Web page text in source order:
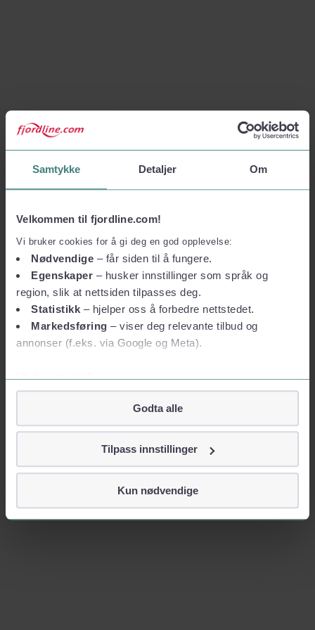
Samtykke Detaljer Om
Velkommen til fjordline.com!
Vi bruker cookies for å gi deg en god opplevelse:
Nødvendige – får siden til å fungere.
Egenskaper – husker innstillinger som språk og
region, slik at nettsiden tilpasses deg.
Statistikk – hjelper oss å forbedre nettstedet.
Markedsføring – viser deg relevante tilbud og
annonser (f.eks. via Google og Meta).
Vil du vite mer?
Om informasjonskapsler
Googles retningslinjer for personvern
Vi tar ditt personvern på alvor
identifiserer deg, som navn eller telefonnummer.
Godta alle
Tilpass innstillinger
Kun nødvendige